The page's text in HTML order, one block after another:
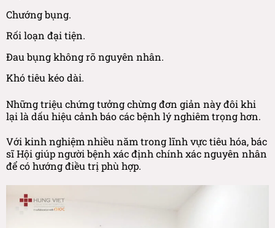
Chướng bụng.
Rối loạn đại tiện.
Đau bụng không rõ nguyên nhân.
Khó tiêu kéo dài.
Những triệu chứng tưởng chừng đơn giản này đôi khi
lại là dấu hiệu cảnh báo các bệnh lý nghiêm trọng hơn.
Với kinh nghiệm nhiều năm trong lĩnh vực tiêu hóa, bác
sĩ Hội giúp người bệnh xác định chính xác nguyên nhân
để có hướng điều trị phù hợp.